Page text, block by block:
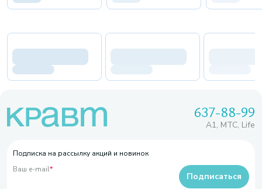
637-88-99
A1, МТС, Life
Подписка на рассылку акций и новинок
Ваш e-mail*
Подписаться